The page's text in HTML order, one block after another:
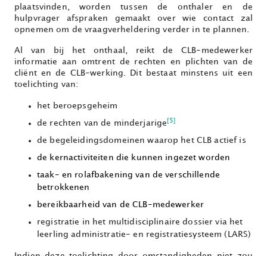
plaatsvinden, worden tussen de onthaler en de
hulpvrager afspraken gemaakt over wie contact zal
opnemen om de vraagverheldering verder in te plannen.
Al van bij het onthaal, reikt de CLB-medewerker
informatie aan omtrent de rechten en plichten van de
cliënt en de CLB-werking. Dit bestaat minstens uit een
toelichting van:
het beroepsgeheim
de rechten van de minderjarige [5]
de begeleidingsdomeinen waarop het CLB actief is
de kernactiviteiten die kunnen ingezet worden
taak- en rolafbakening van de verschillende
betrokkenen
bereikbaarheid van de CLB-medewerker
registratie in het multidisciplinaire dossier via het
leerling administratie- en registratiesysteem (LARS)